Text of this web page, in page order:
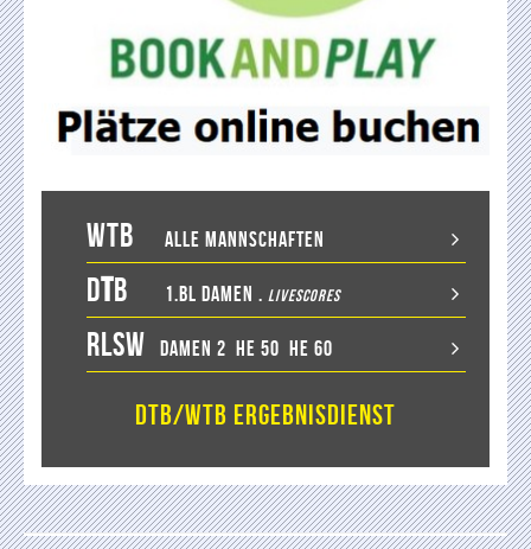
WTB Alle Mannschaften
DTB 1.BL Damen . LiveScores
RLSW Damen 2 He 50 He 60
DTB/WTB Ergebnisdienst